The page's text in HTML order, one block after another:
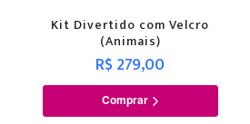
Kit Divertido com Velcro
(Animais)
R$ 279,00
Comprar